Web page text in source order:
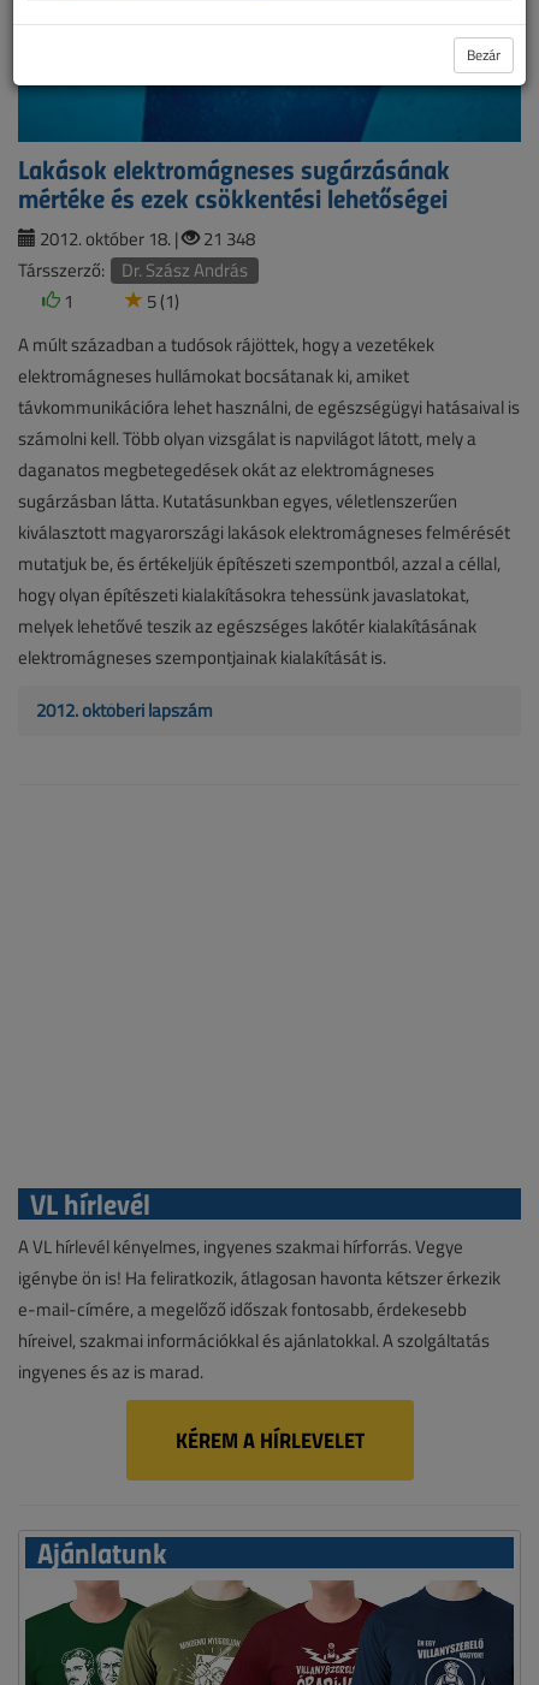
Lakások elektromágneses sugárzásának
mértéke és ezek csökkentési lehetőségei
2012. október 18. |
21 348
Társszerző:
Dr. Szász András
1
5 (1)
A múlt században a tudósok rájöttek, hogy a vezetékek
elektromágneses hullámokat bocsátanak ki, amiket
távkommunikációra lehet használni, de egészségügyi hatásaival is
számolni kell. Több olyan vizsgálat is napvilágot látott, mely a
daganatos megbetegedések okát az elektromágneses
sugárzásban látta. Kutatásunkban egyes, véletlenszerűen
kiválasztott magyarországi lakások elektromágneses felmérését
mutatjuk be, és értékeljük építészeti szempontból, azzal a céllal,
hogy olyan építészeti kialakításokra tehessünk javaslatokat,
melyek lehetővé teszik az egészséges lakótér kialakításának
elektromágneses szempontjainak kialakítását is.
2012. októberi lapszám
VL hírlevél
A VL hírlevél kényelmes, ingyenes szakmai hírforrás. Vegye
igénybe ön is! Ha feliratkozik, átlagosan havonta kétszer érkezik
e-mail-címére, a megelőző időszak fontosabb, érdekesebb
híreivel, szakmai információkkal és ajánlatokkal. A szolgáltatás
ingyenes és az is marad.
KÉREM A HÍRLEVELET
Ajánlatunk
Bezár